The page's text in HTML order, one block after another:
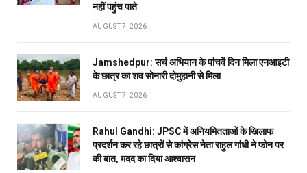
नहीं पहुंच पाते
AUGUST 7, 2026
Jamshedpur: सर्च अभियान के पांचवें दिन मिला एनआइटी
के छात्र का शव सोनारी दोमुहानी से मिला
AUGUST 7, 2026
Rahul Gandhi: JPSC में अनियमितताओं के खिलाफ
प्रदर्शन कर रहे छात्रों से कांग्रेस नेता राहुल गांधी ने फोन पर
की बात, मदद का दिया आश्वासन